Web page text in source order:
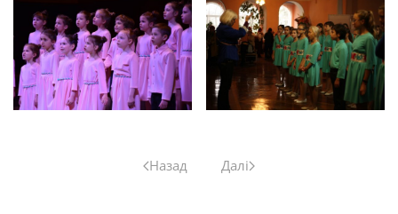
Назад Далі